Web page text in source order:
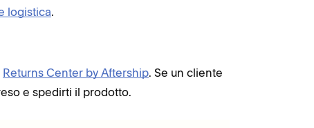
logistica.
Returns Center by Aftership. Se un cliente
e spedirti il prodotto.